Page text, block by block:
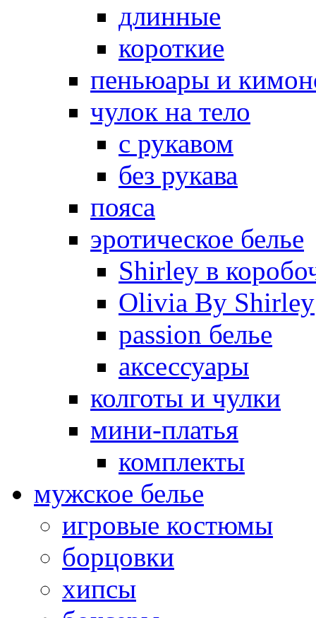
длинные
короткие
пеньюары и
чулок на тело
с рукавом
без рукава
пояса
эротическое белье
Shirley в
Olivia By Shirley
passion белье
аксессуары
колготы и чулки
мини-платья
комплекты
мужское белье
игровые костюмы
борцовки
хипсы